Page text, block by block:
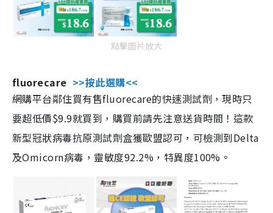
點擊圖片放大
fluorecare >>按此選購<<
網購平台鄰住買有售fluorecare的快速測試劑，現時只
要超低價$9.9就買到，購買前請先注意送貨時間！這款
新型冠狀病毒抗原測試劑盒獲歐盟認可，可檢測到Delta
及Omicorn病毒，靈敏度92.2%，特異度100%。